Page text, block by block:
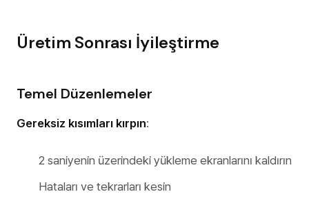
Üretim Sonrası İyileştirme
Temel Düzenlemeler
Gereksiz kısımları kırpın:
2 saniyenin üzerindeki yükleme ekranlarını kaldırın
Hataları ve tekrarları kesin